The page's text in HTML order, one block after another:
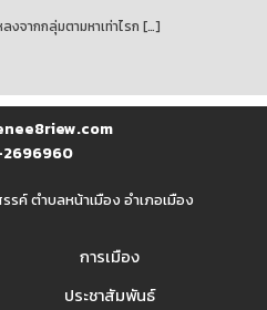
จากกลุ่มตามหาเท่าไรก […]
2696960
รค์ ตำบลหน้าเมือง อำเภอเมือง
การเมือง
ประชาสัมพันธ์